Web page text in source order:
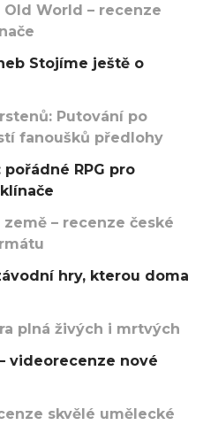
World – recenze
Stojíme ještě o
Putování po
fanoušků předlohy
RPG pro
– recenze české
hry, kterou doma
plná živých i mrtvých
videorecenze nové
skvělé umělecké